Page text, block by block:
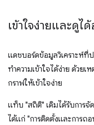
เข้าใจง่ายและดูไ
แดชบอร์ดข้อมูลวิเคราะห์
ทำความเข้าใจได้ง่าย ด้วย
กราฟให้เข้าใจง่าย
แท็บ "สถิติ" เดิมได้รับการจั
ได้แก่ "การติดตั้งและการถ